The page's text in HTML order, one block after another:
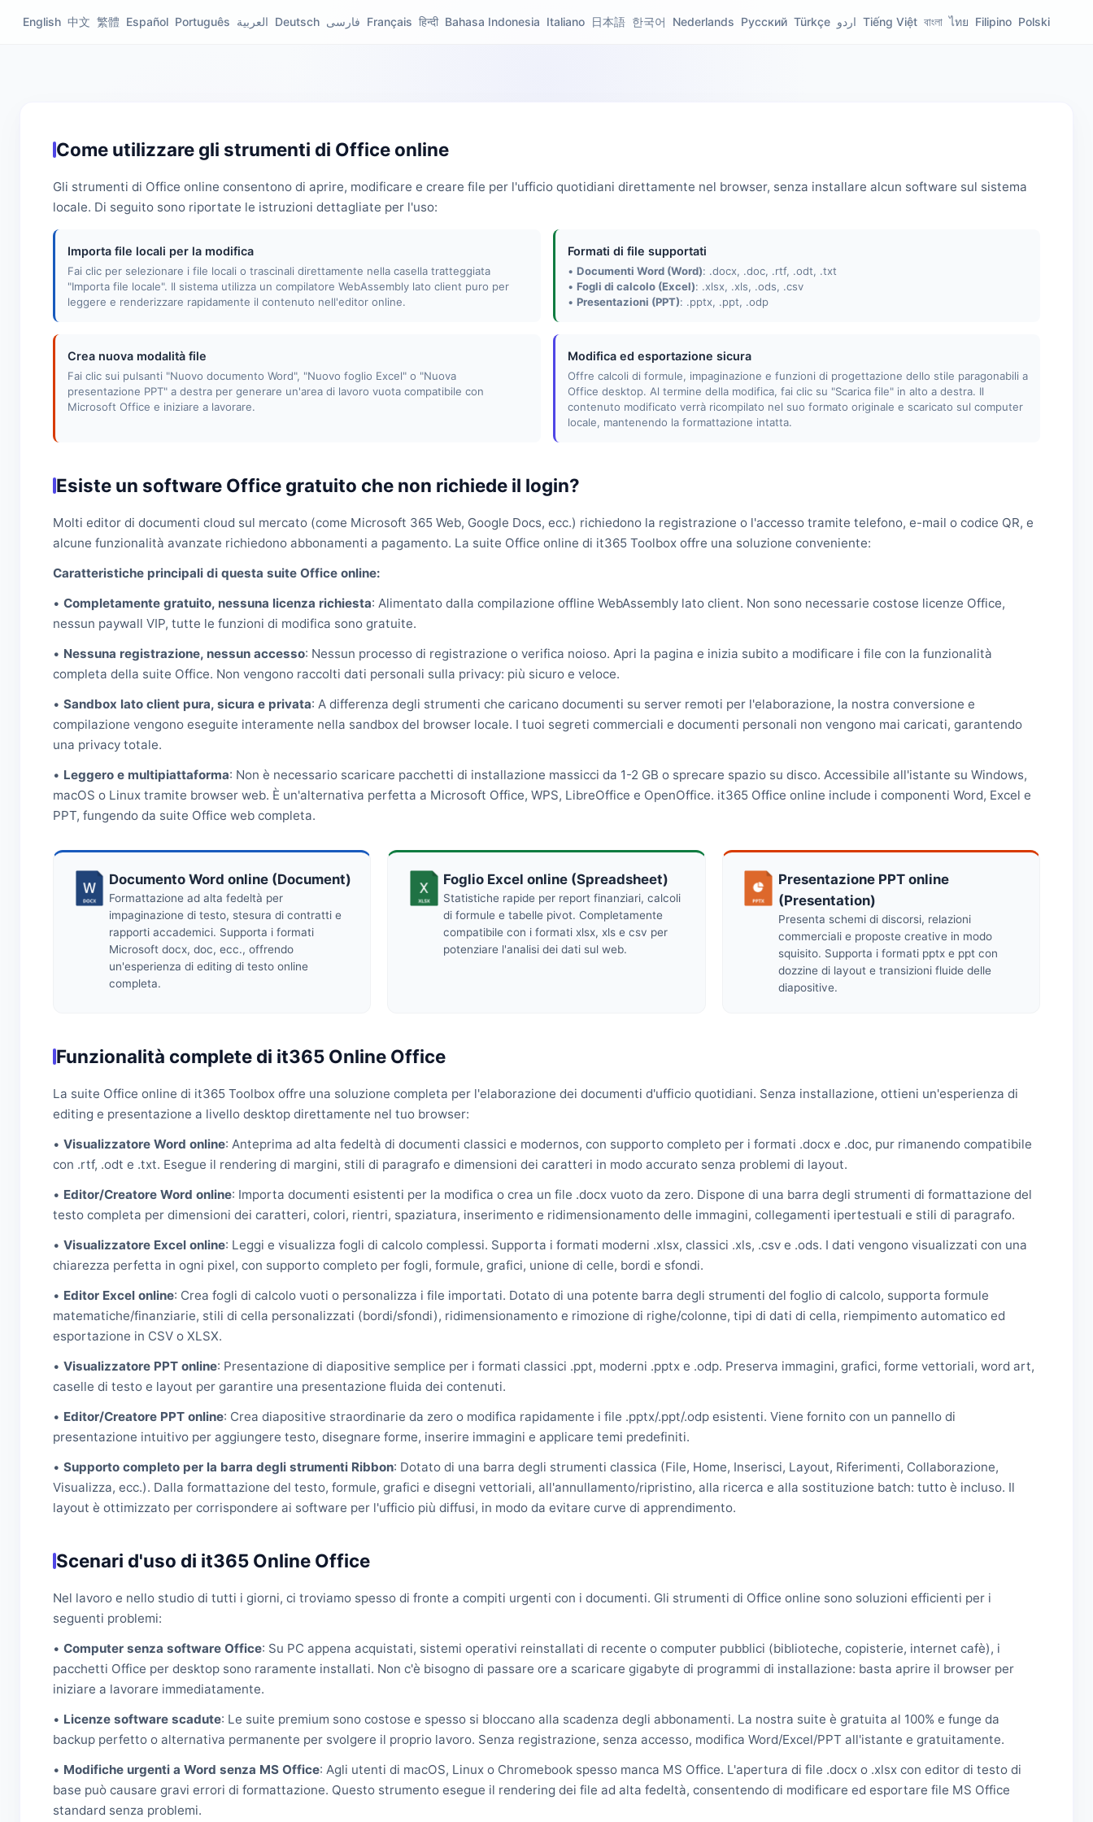
English 中文 繁體 Español Português العربية Deutsch فارسی Français हिन्दी Bahasa Indonesia Italiano 日本語 한국어 Nederlands Русский Türkçe اردو Tiếng Việt বাংলা ไทย Filipino Polski
Come utilizzare gli strumenti di Office online
Gli strumenti di Office online consentono di aprire, modificare e creare file per l'ufficio quotidiani direttamente nel browser, senza installare alcun software sul sistema
locale. Di seguito sono riportate le istruzioni dettagliate per l'uso:
Importa file locali per la modifica
Fai clic per selezionare i file locali o trascinali direttamente nella casella tratteggiata
"Importa file locale". Il sistema utilizza un compilatore WebAssembly lato client puro per
leggere e renderizzare rapidamente il contenuto nell'editor online.
Formati di file supportati
• Documenti Word (Word): .docx, .doc, .rtf, .odt, .txt
• Fogli di calcolo (Excel): .xlsx, .xls, .ods, .csv
• Presentazioni (PPT): .pptx, .ppt, .odp
Crea nuova modalità file
Fai clic sui pulsanti "Nuovo documento Word", "Nuovo foglio Excel" o "Nuova
presentazione PPT" a destra per generare un'area di lavoro vuota compatibile con
Microsoft Office e iniziare a lavorare.
Modifica ed esportazione sicura
Offre calcoli di formule, impaginazione e funzioni di progettazione dello stile paragonabili a
Office desktop. Al termine della modifica, fai clic su "Scarica file" in alto a destra. Il
contenuto modificato verrà ricompilato nel suo formato originale e scaricato sul computer
locale, mantenendo la formattazione intatta.
Esiste un software Office gratuito che non richiede il login?
Molti editor di documenti cloud sul mercato (come Microsoft 365 Web, Google Docs, ecc.) richiedono la registrazione o l'accesso tramite telefono, e-mail o codice QR, e
alcune funzionalità avanzate richiedono abbonamenti a pagamento. La suite Office online di it365 Toolbox offre una soluzione conveniente:
Caratteristiche principali di questa suite Office online:
• Completamente gratuito, nessuna licenza richiesta: Alimentato dalla compilazione offline WebAssembly lato client. Non sono necessarie costose licenze Office,
nessun paywall VIP, tutte le funzioni di modifica sono gratuite.
• Nessuna registrazione, nessun accesso: Nessun processo di registrazione o verifica noioso. Apri la pagina e inizia subito a modificare i file con la funzionalità
completa della suite Office. Non vengono raccolti dati personali sulla privacy: più sicuro e veloce.
• Sandbox lato client pura, sicura e privata: A differenza degli strumenti che caricano documenti su server remoti per l'elaborazione, la nostra conversione e
compilazione vengono eseguite interamente nella sandbox del browser locale. I tuoi segreti commerciali e documenti personali non vengono mai caricati, garantendo
una privacy totale.
• Leggero e multipiattaforma: Non è necessario scaricare pacchetti di installazione massicci da 1-2 GB o sprecare spazio su disco. Accessibile all'istante su Windows,
macOS o Linux tramite browser web. È un'alternativa perfetta a Microsoft Office, WPS, LibreOffice e OpenOffice. it365 Office online include i componenti Word, Excel e
PPT, fungendo da suite Office web completa.
Documento Word online (Document)
Formattazione ad alta fedeltà per
impaginazione di testo, stesura di contratti e
rapporti accademici. Supporta i formati
Microsoft docx, doc, ecc., offrendo
un'esperienza di editing di testo online
completa.
Foglio Excel online (Spreadsheet)
Statistiche rapide per report finanziari, calcoli
di formule e tabelle pivot. Completamente
compatibile con i formati xlsx, xls e csv per
potenziare l'analisi dei dati sul web.
Presentazione PPT online
(Presentation)
Presenta schemi di discorsi, relazioni
commerciali e proposte creative in modo
squisito. Supporta i formati pptx e ppt con
dozzine di layout e transizioni fluide delle
diapositive.
Funzionalità complete di it365 Online Office
La suite Office online di it365 Toolbox offre una soluzione completa per l'elaborazione dei documenti d'ufficio quotidiani. Senza installazione, ottieni un'esperienza di
editing e presentazione a livello desktop direttamente nel tuo browser:
• Visualizzatore Word online: Anteprima ad alta fedeltà di documenti classici e modernos, con supporto completo per i formati .docx e .doc, pur rimanendo compatibile
con .rtf, .odt e .txt. Esegue il rendering di margini, stili di paragrafo e dimensioni dei caratteri in modo accurato senza problemi di layout.
• Editor/Creatore Word online: Importa documenti esistenti per la modifica o crea un file .docx vuoto da zero. Dispone di una barra degli strumenti di formattazione del
testo completa per dimensioni dei caratteri, colori, rientri, spaziatura, inserimento e ridimensionamento delle immagini, collegamenti ipertestuali e stili di paragrafo.
• Visualizzatore Excel online: Leggi e visualizza fogli di calcolo complessi. Supporta i formati moderni .xlsx, classici .xls, .csv e .ods. I dati vengono visualizzati con una
chiarezza perfetta in ogni pixel, con supporto completo per fogli, formule, grafici, unione di celle, bordi e sfondi.
• Editor Excel online: Crea fogli di calcolo vuoti o personalizza i file importati. Dotato di una potente barra degli strumenti del foglio di calcolo, supporta formule
matematiche/finanziarie, stili di cella personalizzati (bordi/sfondi), ridimensionamento e rimozione di righe/colonne, tipi di dati di cella, riempimento automatico ed
esportazione in CSV o XLSX.
• Visualizzatore PPT online: Presentazione di diapositive semplice per i formati classici .ppt, moderni .pptx e .odp. Preserva immagini, grafici, forme vettoriali, word art,
caselle di testo e layout per garantire una presentazione fluida dei contenuti.
• Editor/Creatore PPT online: Crea diapositive straordinarie da zero o modifica rapidamente i file .pptx/.ppt/.odp esistenti. Viene fornito con un pannello di
presentazione intuitivo per aggiungere testo, disegnare forme, inserire immagini e applicare temi predefiniti.
• Supporto completo per la barra degli strumenti Ribbon: Dotato di una barra degli strumenti classica (File, Home, Inserisci, Layout, Riferimenti, Collaborazione,
Visualizza, ecc.). Dalla formattazione del testo, formule, grafici e disegni vettoriali, all'annullamento/ripristino, alla ricerca e alla sostituzione batch: tutto è incluso. Il
layout è ottimizzato per corrispondere ai software per l'ufficio più diffusi, in modo da evitare curve di apprendimento.
Scenari d'uso di it365 Online Office
Nel lavoro e nello studio di tutti i giorni, ci troviamo spesso di fronte a compiti urgenti con i documenti. Gli strumenti di Office online sono soluzioni efficienti per i
seguenti problemi:
• Computer senza software Office: Su PC appena acquistati, sistemi operativi reinstallati di recente o computer pubblici (biblioteche, copisterie, internet cafè), i
pacchetti Office per desktop sono raramente installati. Non c'è bisogno di passare ore a scaricare gigabyte di programmi di installazione: basta aprire il browser per
iniziare a lavorare immediatamente.
• Licenze software scadute: Le suite premium sono costose e spesso si bloccano alla scadenza degli abbonamenti. La nostra suite è gratuita al 100% e funge da
backup perfetto o alternativa permanente per svolgere il proprio lavoro. Senza registrazione, senza accesso, modifica Word/Excel/PPT all'istante e gratuitamente.
• Modifiche urgenti a Word senza MS Office: Agli utenti di macOS, Linux o Chromebook spesso manca MS Office. L'apertura di file .docx o .xlsx con editor di testo di
base può causare gravi errori di formattazione. Questo strumento esegue il rendering dei file ad alta fedeltà, consentendo di modificare ed esportare file MS Office
standard senza problemi.